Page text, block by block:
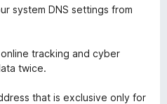
system DNS settings from
tracking and cyber
twice.
that is exclusive only for